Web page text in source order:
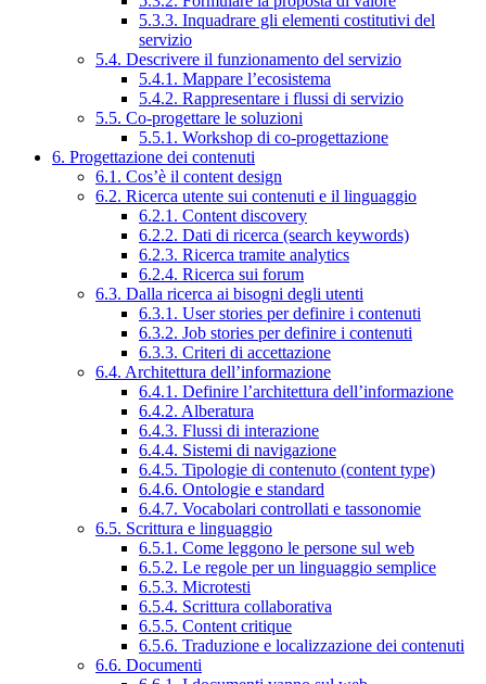
5.3.3. Inquadrare gli elementi costitutivi del
servizio
5.4. Descrivere il funzionamento del servizio
5.4.1. Mappare l’ecosistema
5.4.2. Rappresentare i flussi di servizio
5.5. Co-progettare le soluzioni
5.5.1. Workshop di co-progettazione
6. Progettazione dei contenuti
6.1. Cos’è il content design
6.2. Ricerca utente sui contenuti e il linguaggio
6.2.1. Content discovery
6.2.2. Dati di ricerca (search keywords)
6.2.3. Ricerca tramite analytics
6.2.4. Ricerca sui forum
6.3. Dalla ricerca ai bisogni degli utenti
6.3.1. User stories per definire i contenuti
6.3.2. Job stories per definire i contenuti
6.3.3. Criteri di accettazione
6.4. Architettura dell’informazione
6.4.1. Definire l’architettura dell’informazione
6.4.2. Alberatura
6.4.3. Flussi di interazione
6.4.4. Sistemi di navigazione
6.4.5. Tipologie di contenuto (content type)
6.4.6. Ontologie e standard
6.4.7. Vocabolari controllati e tassonomie
6.5. Scrittura e linguaggio
6.5.1. Come leggono le persone sul web
6.5.2. Le regole per un linguaggio semplice
6.5.3. Microtesti
6.5.4. Scrittura collaborativa
6.5.5. Content critique
6.5.6. Traduzione e localizzazione dei contenuti
6.6. Documenti